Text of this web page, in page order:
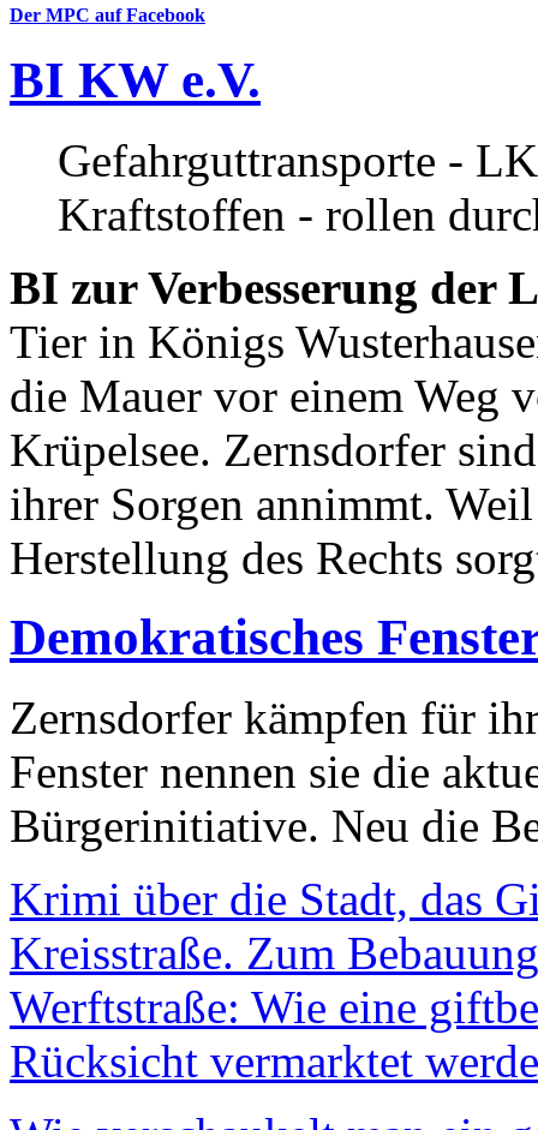
Der MPC auf Facebook
BI KW e.V.
Gefahrguttransporte -
Kraftstoffen - rollen
BI zur Verbesserung der
Tier in Königs
die Mauer vor einem Weg
Krüpelsee. Zernsdorfer
ihrer Sorgen annimmt.
Herstellung des Rechts
Demokratisches
Zernsdorfer kämpfen für
Fenster nennen sie die
Bürgerinitiative. Neu die
Krimi über die Stadt, das
Kreisstraße. Zum
Werftstraße: Wie eine
Rücksicht vermarktet